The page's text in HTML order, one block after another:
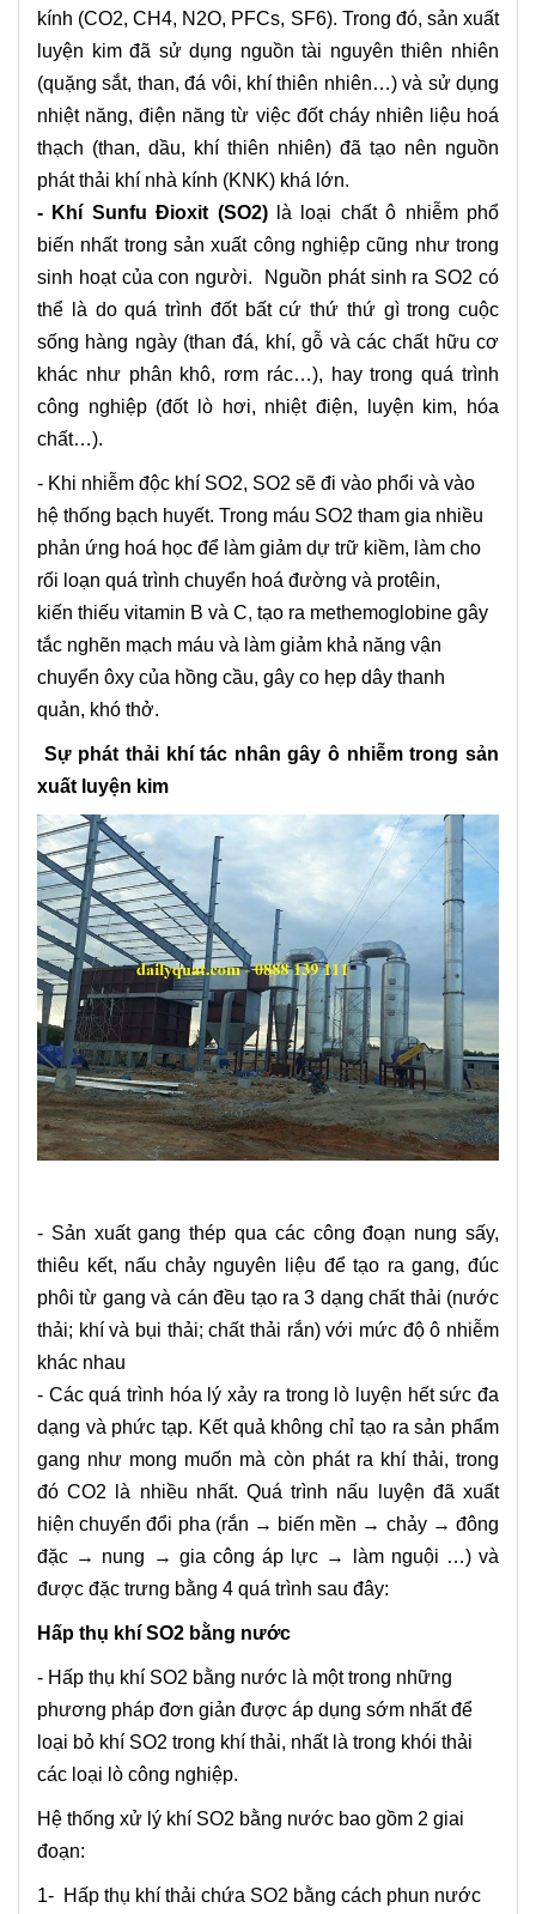
kính (CO2, CH4, N2O, PFCs, SF6). Trong đó, sản xuất
luyện kim đã sử dụng nguồn tài nguyên thiên nhiên
(quặng sắt, than, đá vôi, khí thiên nhiên…) và sử dụng
nhiệt năng, điện năng từ việc đốt cháy nhiên liệu hoá
thạch (than, dầu, khí thiên nhiên) đã tạo nên nguồn
phát thải khí nhà kính (KNK) khá lớn.
- Khí Sunfu Đioxit (SO2)là loại chất ô nhiễm phổ
biến nhất trong sản xuất công nghiệp cũng như trong
sinh hoạt của con người. Nguồn phát sinh ra SO2 có
thể là do quá trình đốt bất cứ thứ thứ gì trong cuộc
sống hàng ngày (than đá, khí, gỗ và các chất hữu cơ
khác như phân khô, rơm rác…), hay trong quá trình
công nghiệp (đốt lò hơi, nhiệt điện, luyện kim, hóa
chất…).
- Khi nhiễm độc khí SO2, SO2 sẽ đi vào phổi và vào
hệ thống bạch huyết. Trong máu SO2 tham gia nhiều
phản ứng hoá học để làm giảm dự trữ kiềm, làm cho
rối loạn quá trình chuyển hoá đường và protêin,
kiến thiếu vitamin B và C, tạo ra methemoglobine gây
tắc nghẽn mạch máu và làm giảm khả năng vận
chuyển ôxy của hồng cầu, gây co hẹp dây thanh
quản, khó thở.
Sự phát thải khí tác nhân gây ô nhiễm trong sản
xuất luyện kim
- Sản xuất gang thép qua các công đoạn nung sấy,
thiêu kết, nấu chảy nguyên liệu để tạo ra gang, đúc
phôi từ gang và cán đều tạo ra 3 dạng chất thải (nước
thải; khí và bụi thải; chất thải rắn) với mức độ ô nhiễm
khác nhau
- Các quá trình hóa lý xảy ra trong lò luyện hết sức đa
dạng và phức tạp. Kết quả không chỉ tạo ra sản phẩm
gang như mong muốn mà còn phát ra khí thải, trong
đó CO2 là nhiều nhất. Quá trình nấu luyện đã xuất
hiện chuyển đổi pha (rắn → biến mền → chảy → đông
đặc → nung → gia công áp lực → làm nguội …) và
được đặc trưng bằng 4 quá trình sau đây:
Hấp thụ khí SO2 bằng nước
- Hấp thụ khí SO2 bằng nước là một trong những
phương pháp đơn giản được áp dụng sớm nhất để
loại bỏ khí SO2 trong khí thải, nhất là trong khói thải
các loại lò công nghiệp.
Hệ thống xử lý khí SO2 bằng nước bao gồm 2 giai
đoạn:
1- Hấp thụ khí thải chứa SO2 bằng cách phun nước